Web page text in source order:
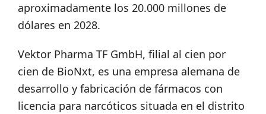
aproximadamente los 20.000 millones de
dólares en 2028.
Vektor Pharma TF GmbH, filial al cien por
cien de BioNxt, es una empresa alemana de
desarrollo y fabricación de fármacos con
licencia para narcóticos situada en el distrito